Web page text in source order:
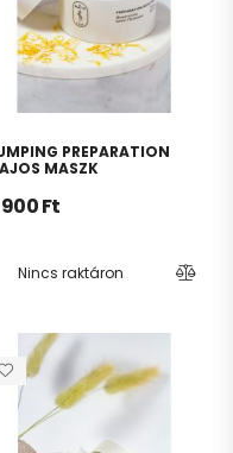
PREPARATION
MASZK
900Ft
Nincs raktáron